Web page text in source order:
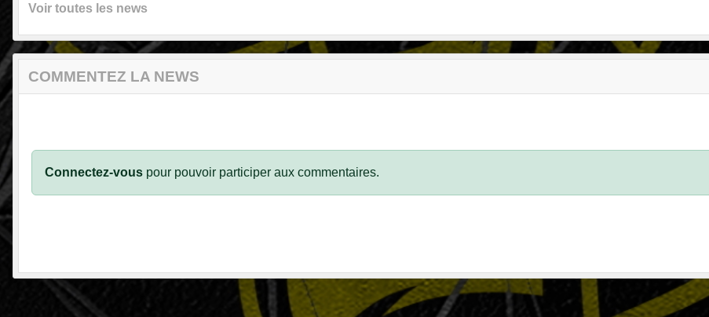
Voir toutes les news
COMMENTEZ LA NEWS
Connectez-vous pour pouvoir participer aux commentaires.